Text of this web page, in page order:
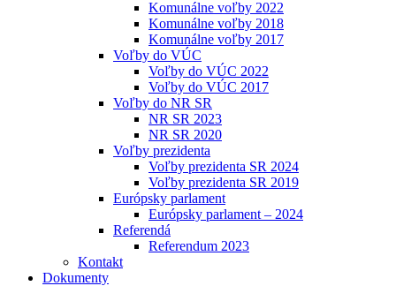
Komunálne voľby 2022
Komunálne voľby 2018
Komunálne voľby 2017
Voľby do VÚC
Voľby do VÚC 2022
Voľby do VÚC 2017
Voľby do NR SR
NR SR 2023
NR SR 2020
Voľby prezidenta
Voľby prezidenta SR 2024
Voľby prezidenta SR 2019
Európsky parlament
Európsky parlament – 2024
Referendá
Referendum 2023
Kontakt
Dokumenty